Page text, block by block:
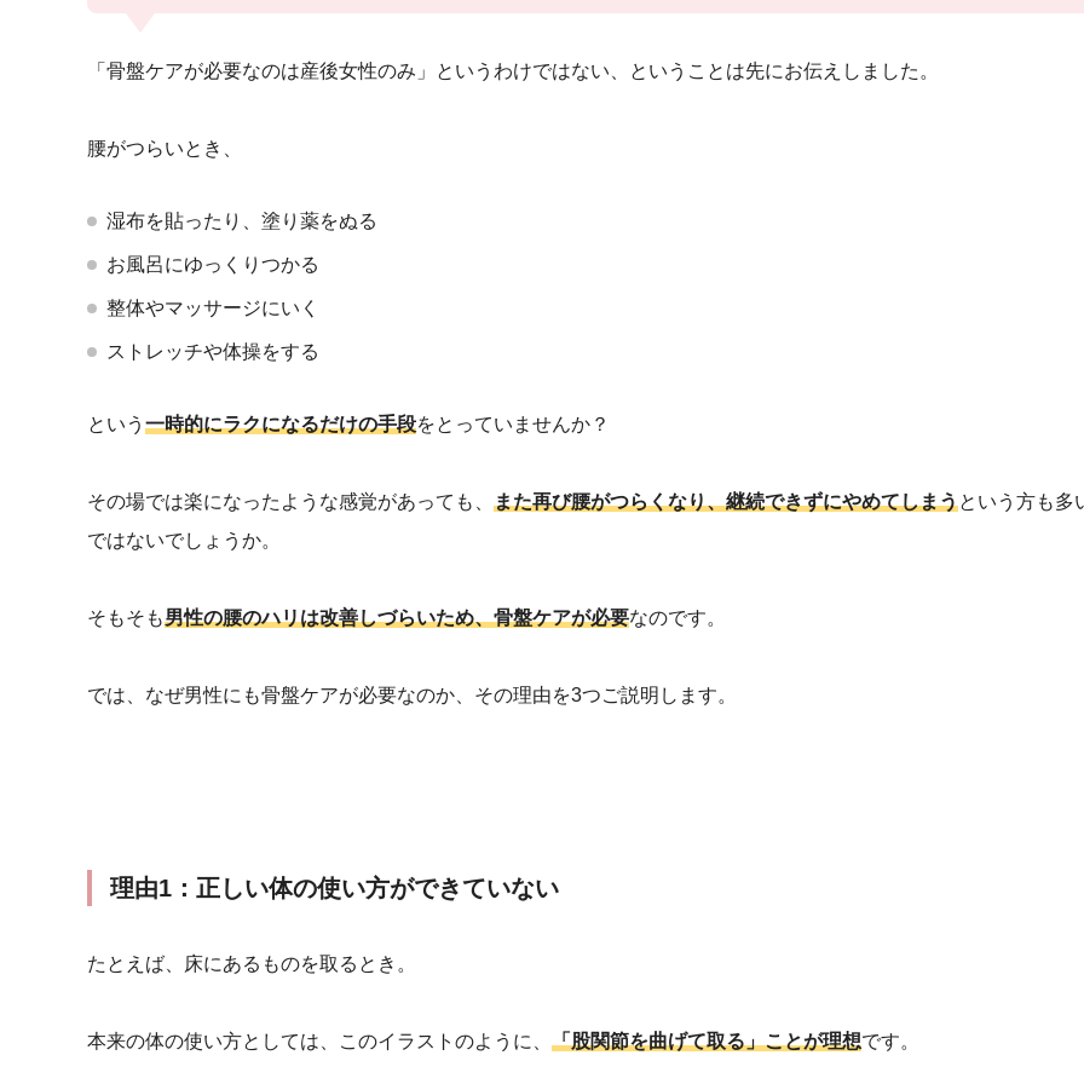
「骨盤ケアが必要なのは産後女性のみ」というわけではない、ということは先にお伝えしました。
腰がつらいとき、
湿布を貼ったり、塗り薬をぬる
お風呂にゆっくりつかる
整体やマッサージにいく
ストレッチや体操をする
という 一時的にラクになるだけの手段をとっていませんか？
その場では楽になったような感覚があっても、 また再び腰がつらくなり、継続できずにやめてしまうという方も多
ではないでしょうか。
そもそも男性の腰のハリは改善しづらいため、骨盤ケアが必要なのです。
では、なぜ男性にも骨盤ケアが必要なのか、その理由を3つご説明します。
理由1：正しい体の使い方ができていない
たとえば、床にあるものを取るとき。
本来の体の使い方としては、このイラストのように、 「股関節を曲げて取る」ことが理想です。